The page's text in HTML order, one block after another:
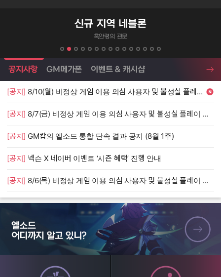
신규 지역 네블론
흑안령의 관문
엘소드 소식
공지사항 GM메가폰 이벤트 & 캐시샵
[공지] 8/10(월) 비정상 게임 이용 의심 사용자 및 불성실 플레이 단속 안내
[공지] 8/7(금) 비정상 게임 이용 의심 사용자 및 불성실 플레이 단속 안내
[공지] GM캅의 엘소드 통합 단속 결과 공지 (8월 1주)
[공지] 넥슨 X 네이버 이벤트 ‘시즌 혜택’ 진행 안내
[공지] 8/6(목) 비정상 게임 이용 의심 사용자 및 불성실 플레이 단속 안내
엘소드 어디까지 알고 있니?